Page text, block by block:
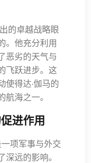
的卓越战略眼
。他充分利用
恶劣的天气与
飞跃进步。这
使得达·伽马的
海之一。
进作用
一项军事与外交
深远的影响。